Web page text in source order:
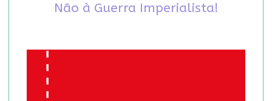
Não à Guerra Imperialista!